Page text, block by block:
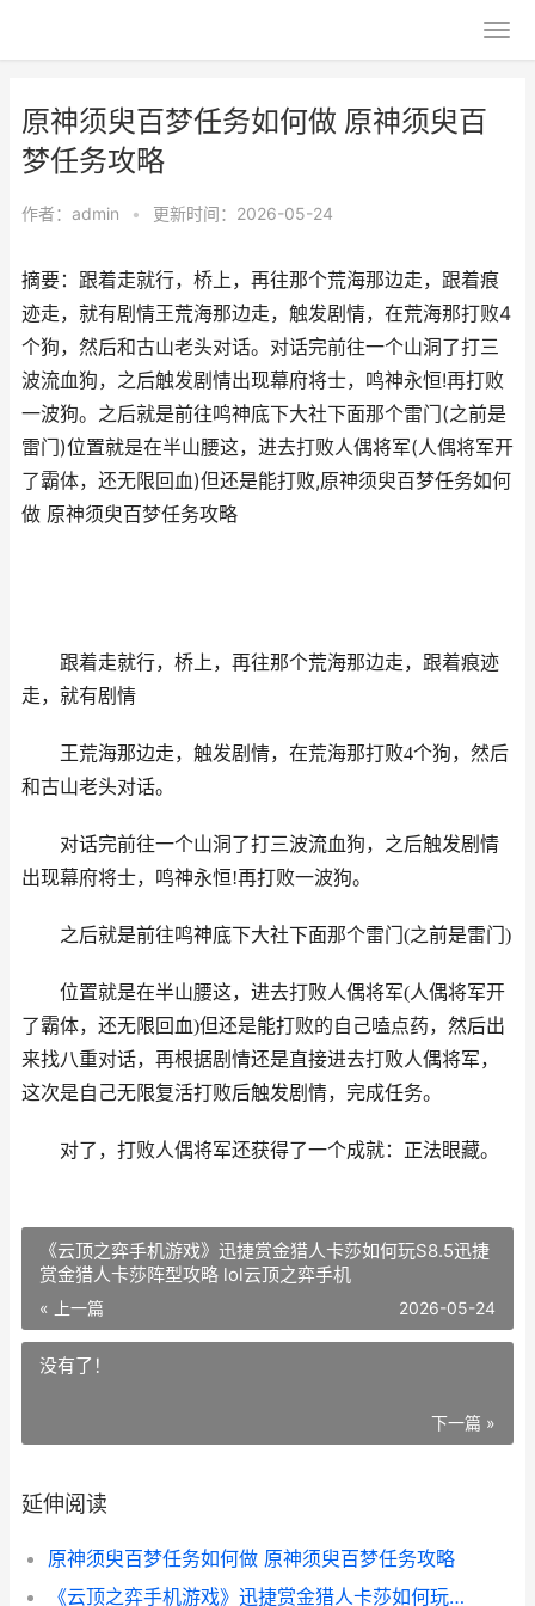
原神须臾百梦任务如何做 原神须臾百
梦任务攻略
作者： admin • 更新时间：2026-05-24
摘要：跟着走就行，桥上，再往那个荒海那边走，跟着痕
迹走，就有剧情王荒海那边走，触发剧情，在荒海那打败4
个狗，然后和古山老头对话。对话完前往一个山洞了打三
波流血狗，之后触发剧情出现幕府将士，鸣神永恒!再打败
一波狗。之后就是前往鸣神底下大社下面那个雷门(之前是
雷门)位置就是在半山腰这，进去打败人偶将军(人偶将军开
了霸体，还无限回血)但还是能打败,原神须臾百梦任务如何
做 原神须臾百梦任务攻略
跟着走就行，桥上，再往那个荒海那边走，跟着痕迹
走，就有剧情
王荒海那边走，触发剧情，在荒海那打败4个狗，然后
和古山老头对话。
对话完前往一个山洞了打三波流血狗，之后触发剧情
出现幕府将士，鸣神永恒!再打败一波狗。
之后就是前往鸣神底下大社下面那个雷门(之前是雷门)
位置就是在半山腰这，进去打败人偶将军(人偶将军开
了霸体，还无限回血)但还是能打败的自己嗑点药，然后出
来找八重对话，再根据剧情还是直接进去打败人偶将军，
这次是自己无限复活打败后触发剧情，完成任务。
对了，打败人偶将军还获得了一个成就：正法眼藏。
《云顶之弈手机游戏》迅捷赏金猎人卡莎如何玩S8.5迅捷
赏金猎人卡莎阵型攻略 lol云顶之弈手机
« 上一篇 2026-05-24
没有了！
下一篇 »
延伸阅读
原神须臾百梦任务如何做 原神须臾百梦任务攻略
《云顶之弈手机游戏》迅捷赏金猎人卡莎如何玩S8.5迅捷赏金猎人卡莎阵型攻略 lol云顶之弈手机